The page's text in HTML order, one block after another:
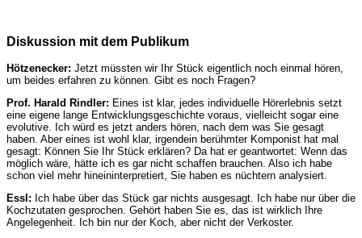
Diskussion mit dem Publikum
Hötzenecker: Jetzt müssten wir Ihr Stück eigentlich noch einmal hören,
um beides erfahren zu können. Gibt es noch Fragen?
Prof. Harald Rindler: Eines ist klar, jedes individuelle Hörerlebnis setzt
eine eigene lange Entwicklungsgeschichte voraus, vielleicht sogar eine
evolutive. Ich würd es jetzt anders hören, nach dem was Sie gesagt
haben. Aber eines ist wohl klar, irgendein berühmter Komponist hat mal
gesagt: Können Sie Ihr Stück erklären? Da hat er geantwortet: Wenn das
möglich wäre, hätte ich es gar nicht schaffen brauchen. Also ich habe
schon viel mehr hineininterpretiert, Sie haben es nüchtern analysiert.
Essl: Ich habe über das Stück gar nichts ausgesagt. Ich habe nur über die
Kochzutaten gesprochen. Gehört haben Sie es, das ist wirklich Ihre
Angelegenheit. Ich bin nur der Koch, aber nicht der Verkoster.